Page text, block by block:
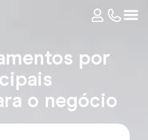
por
o negócio